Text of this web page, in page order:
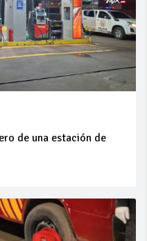
de una estación de